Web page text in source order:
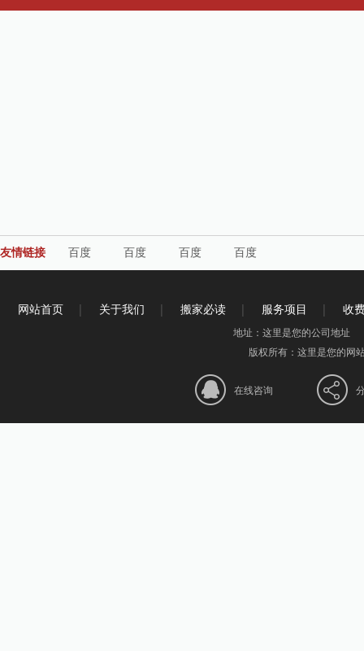
友情链接 百度 百度 百度 百度
网站首页 关于我们 搬家必读 服务项目 收
地址：这里是您的公司地址
版权所有：这里是您
在线咨询